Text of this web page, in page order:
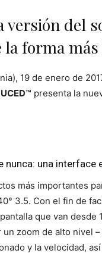
versión del
la forma
19 de enero de
presenta la
nunca: una
más importantes
3.5. Con el fin de
que van desde
un zoom de alto nivel
y la velocidad,